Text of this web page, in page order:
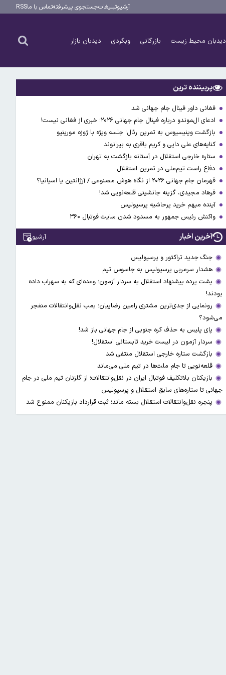
آرشیوتبلیغاتجستجوی پیشرفتهتماس با ماRSS
دیدبان محیط زیست بازرگانی وبگردی دیدبان بازار
پربیننده ترین
فغانی داور فینال جام جهانی شد
ادعای ال‌‍موندو درباره فینال جام جهانی ۲۰۲۶؛ خبری از فغانی نیست!
بازگشت وینیسیوس به تمرین رئال؛ جلسه ویژه با ژوزه مورینیو
کنایه‌های علی دایی و کریم باقری به بیرانوند
ستاره خارجی استقلال در آستانه بازگشت به تهران
دفاع راست تیم‌ملی در تمرین استقلال
قهرمان جام جهانی ۲۰۲۶ از نگاه هوش مصنوعی / آرژانتین یا اسپانیا؟
فرهاد مجیدی، گزینه جانشینی قلعه‌نویی شد!
آینده مبهم خرید پرحاشیه پرسپولیس
واکنش رئیس جمهور به مسدود شدن سایت فوتبال ۳۶۰
آخرین اخبار آرشیو
جنگ جدید تراکتور و پرسپولیس
هشدار سرمربی پرسپولیس به جاسوس تیم
پشت پرده پیشنهاد استقلال به سردار آزمون؛ وعده‌ای که به سهراب داده
بودند!
رونمایی از جدی‌ترین مشتری رامین رضاییان؛ بمب نقل‌وانتقالات منفجر
می‌شود؟
پای پلیس به حذف کره جنوبی از جام جهانی باز شد!
سردار آزمون در لیست خرید تابستانی استقلال!
بازگشت ستاره خارجی استقلال منتفی شد
قلعه‌نویی تا جام ملت‌ها در تیم ملی می‌ماند
بازیکنان بلاتکلیف فوتبال ایران در نقل‌وانتقالات؛ از گلزنان تیم ملی در جام
جهانی تا ستاره‌های سابق استقلال و پرسپولیس
پنجره نقل‌وانتقالات استقلال بسته ماند؛ ثبت قرارداد بازیکنان ممنوع شد